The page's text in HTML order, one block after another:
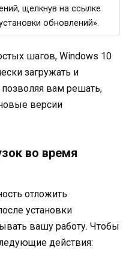
щелкнув на ссылке
обновлений».
шагов, Windows 10
загружать и
позволяя вам решать,
версии
во время
отложить
установки
вашу работу. Чтобы
действия: